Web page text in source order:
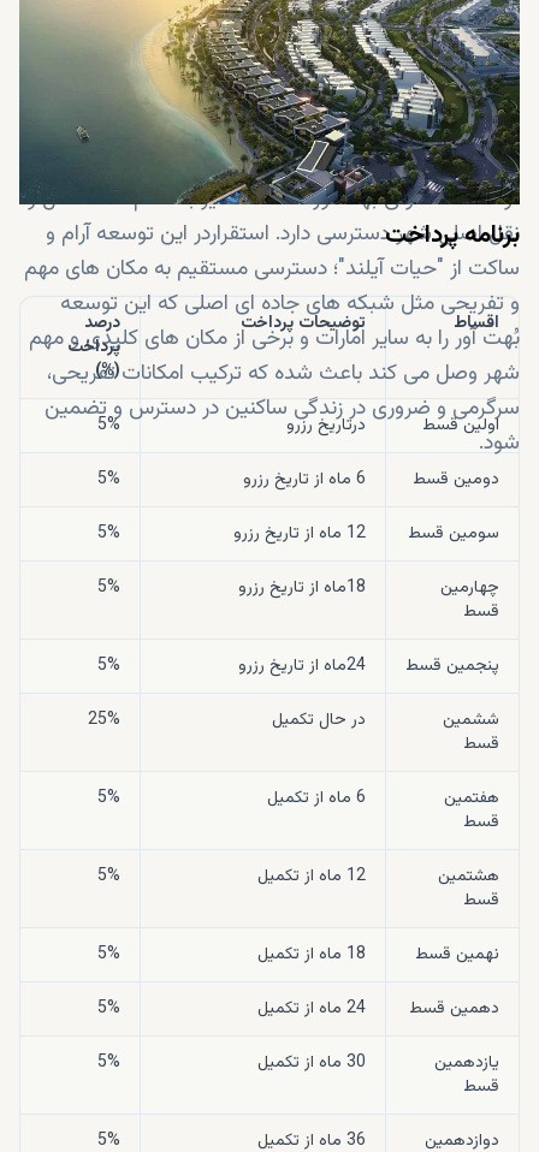
راحت سازند که البته در برآوردن این امتیاز بسیار موفق بوده
اند. ویلاهای "ماربلا" تحت مدیریت املاک معروف و معتبر
راک در "حیات آیلند" در "میناء العرب" واقع در "رأس الخیمه"
استقرار یافته و دقیقاً همین ویژگی باعث شده که به مکانی
بسیار پرطرفدار، راحت با موقعیت مرکزی تبدیل شود.این
توسعه مسکونی بُهت آور شگفت انگیز به تمام نقاط حمل و
نقل اصلی شهر دسترسی دارد. استقراردر این توسعه آرام و
ساکت از "حیات آیلند"؛ دسترسی مستقیم به مکان های مهم
و تفریحی مثل شبکه های جاده ای اصلی که این توسعه
بُهت آور را به سایر امارات و برخی از مکان های کلیدی و مهم
شهر وصل می کند باعث شده که ترکیب امکانات تفریحی،
سرگرمی و ضروری در زندگی ساکنین در دسترس و تضمین
شود.
برنامه پرداخت
اقساط توضیحات پرداخت
درصد
پرداخت
(%)
اولین قسط درتاریخ رزرو 5%
دومین قسط 6 ماه از تاریخ رزرو 5%
سومین قسط 12 ماه از تاریخ رزرو 5%
چهارمین
قسط
18ماه از تاریخ رزرو 5%
پنجمین قسط 24ماه از تاریخ رزرو 5%
ششمین
قسط
در حال تکمیل 25%
هفتمین
قسط
6 ماه از تکمیل 5%
هشتمین
قسط
12 ماه از تکمیل 5%
نهمین قسط 18 ماه از تکمیل 5%
دهمین قسط 24 ماه از تکمیل 5%
یازدهمین
قسط
30 ماه از تکمیل 5%
دوازدهمین
36 ماه از تکمیل 5%